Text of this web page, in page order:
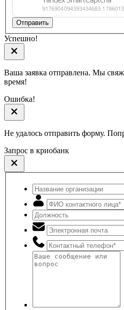
Отправить
Успешно!
Ваша заявка отправлена. Мы
время!
Ошибка!
Не удалось отправить форму.
Запрос в криобанк